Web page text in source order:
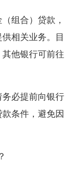
组合）贷款，
相关业务。目
他银行可前往
必提前向银行
条件，避免因